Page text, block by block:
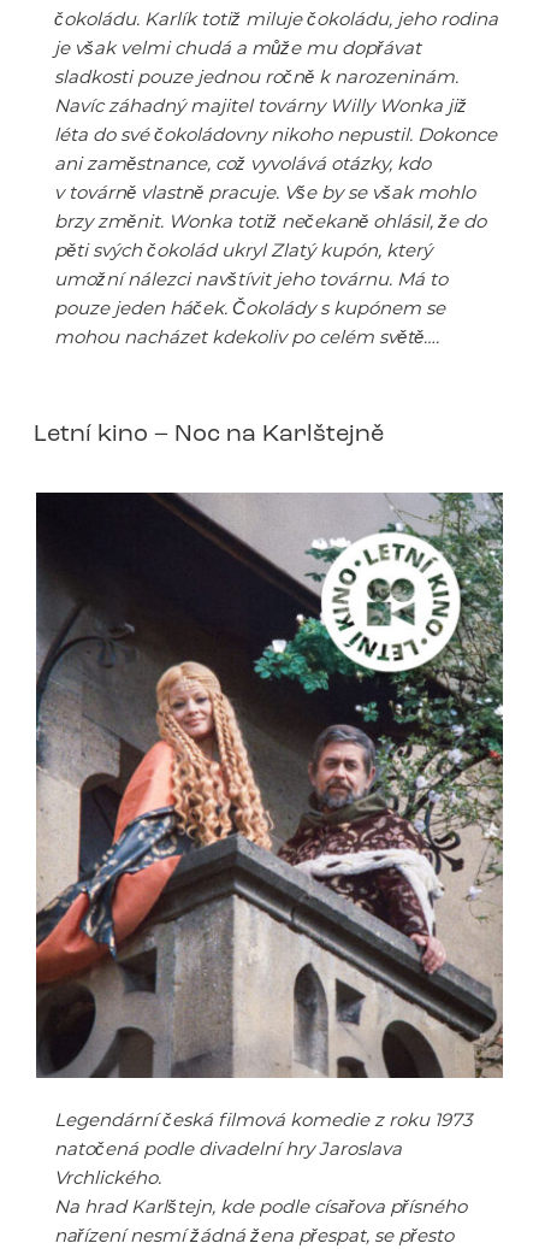
čokoládu. Karlík totiž miluje čokoládu, jeho rodina
je však velmi chudá a může mu dopřávat
sladkosti pouze jednou ročně k narozeninám.
Navíc záhadný majitel továrny Willy Wonka již
léta do své čokoládovny nikoho nepustil. Dokonce
ani zaměstnance, což vyvolává otázky, kdo
v továrně vlastně pracuje. Vše by se však mohlo
brzy změnit. Wonka totiž nečekaně ohlásil, že do
pěti svých čokolád ukryl Zlatý kupón, který
umožní nálezci navštívit jeho továrnu. Má to
pouze jeden háček. Čokolády s kupónem se
mohou nacházet kdekoliv po celém světě….
Letní kino – Noc na Karlštejně
Legendární česká filmová komedie z roku 1973
natočená podle divadelní hry Jaroslava
Vrchlického.
Na hrad Karlštejn, kde podle císařova přísného
nařízení nesmí žádná žena přespat, se přesto